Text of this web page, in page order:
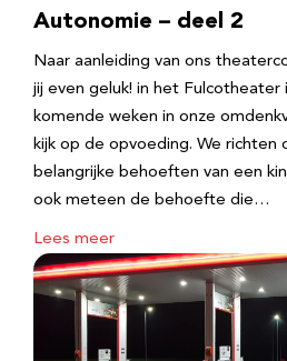
Autonomie – deel 2
Naar aanleiding van ons
jij even geluk! in het
komende weken in onze
kijk op de opvoeding. We richten
belangrijke behoeften van een
ook meteen de behoefte die…
Lees meer